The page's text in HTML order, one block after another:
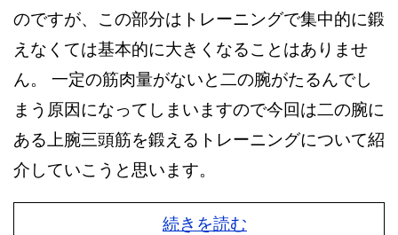
のですが、この部分はトレーニングで集中的に鍛
えなくては基本的に大きくなることはありませ
ん。 一定の筋肉量がないと二の腕がたるんでし
まう原因になってしまいますので今回は二の腕に
ある上腕三頭筋を鍛えるトレーニングについて紹
介していこうと思います。
続きを読む